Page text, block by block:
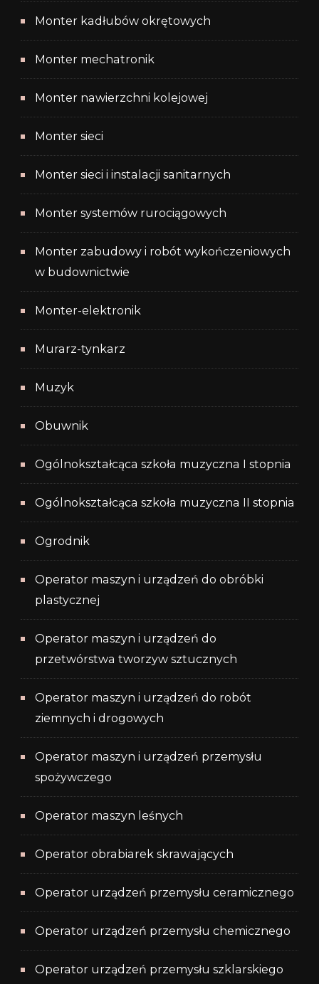
Monter kadłubów okrętowych
Monter mechatronik
Monter nawierzchni kolejowej
Monter sieci
Monter sieci i instalacji sanitarnych
Monter systemów rurociągowych
Monter zabudowy i robót wykończeniowych
w budownictwie
Monter-elektronik
Murarz-tynkarz
Muzyk
Obuwnik
Ogólnokształcąca szkoła muzyczna I stopnia
Ogólnokształcąca szkoła muzyczna II stopnia
Ogrodnik
Operator maszyn i urządzeń do obróbki
plastycznej
Operator maszyn i urządzeń do
przetwórstwa tworzyw sztucznych
Operator maszyn i urządzeń do robót
ziemnych i drogowych
Operator maszyn i urządzeń przemysłu
spożywczego
Operator maszyn leśnych
Operator obrabiarek skrawających
Operator urządzeń przemysłu ceramicznego
Operator urządzeń przemysłu chemicznego
Operator urządzeń przemysłu szklarskiego